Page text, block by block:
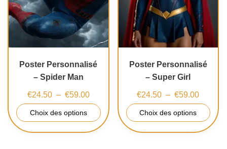
Poster Personnalisé
– Spider Man
€24.50 – €59.00
Choix des options
Poster Personnalisé
– Super Girl
€24.50 – €59.00
Choix des options